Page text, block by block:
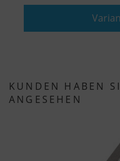
KUNDEN HABEN
ANGESEHEN